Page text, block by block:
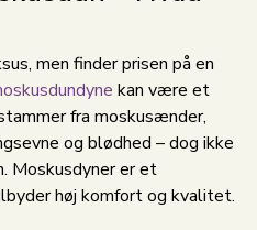
men finder prisen på en
kan være et
fra moskusænder,
og blødhed – dog ikke
Moskusdyner er et
høj komfort og kvalitet.